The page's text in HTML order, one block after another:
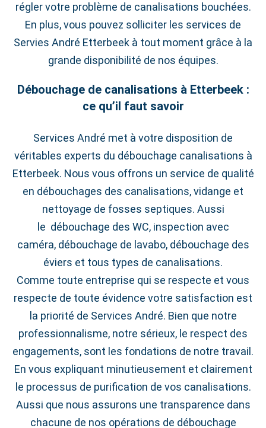
régler votre problème de canalisations bouchées.
En plus, vous pouvez solliciter les services de
Servies André Etterbeek à tout moment grâce à la
grande disponibilité de nos équipes.
Débouchage de canalisations à Etterbeek :
ce qu’il faut savoir
Services André met à votre disposition de
véritables experts du débouchage canalisations à
Etterbeek. Nous vous offrons un service de qualité
en débouchages des canalisations, vidange et
nettoyage de fosses septiques. Aussi
le débouchage des WC, inspection avec
caméra, débouchage de lavabo, débouchage des
éviers et tous types de canalisations.
Comme toute entreprise qui se respecte et vous
respecte de toute évidence votre satisfaction est
la priorité de Services André. Bien que notre
professionnalisme, notre sérieux, le respect des
engagements, sont les fondations de notre travail.
En vous expliquant minutieusement et clairement
le processus de purification de vos canalisations.
Aussi que nous assurons une transparence dans
chacune de nos opérations de débouchage